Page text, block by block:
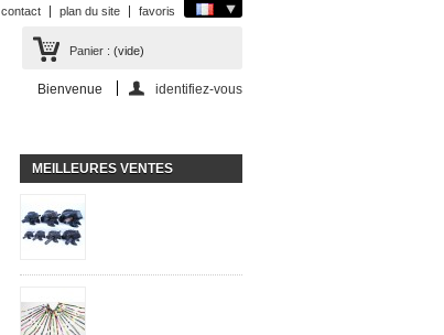
contact plan du site favoris
Panier : (vide)
Bienvenue identifiez-vous
MEILLEURES VENTES